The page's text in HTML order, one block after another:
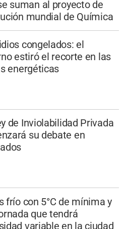
suman al proyecto de
mundial de Química
congelados: el
estiró el recorte en las
energéticas
de Inviolabilidad Privada
su debate en
frío con 5°C de mínima y
que tendrá
variable en la ciudad